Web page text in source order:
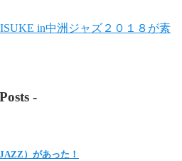
in中洲ジャズ２０１８が素
-
）があった！